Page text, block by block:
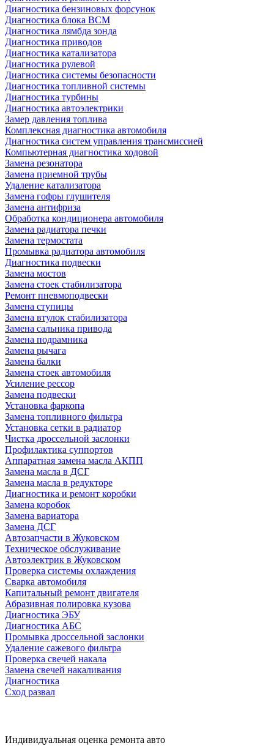
Диагностика бензиновых форсунок
Диагностика блока BCM
Диагностика лямбда зонда
Диагностика приводов
Диагностика катализатора
Диагностика рулевой
Диагностика системы безопасности
Диагностика топливной системы
Диагностика турбины
Диагностика автоэлектрики
Замер давления топлива
Комплексная диагностика автомобиля
Диагностика систем управления трансмиссией
Компьютерная диагностика ходовой
Замена резонатора
Замена приемной трубы
Удаление катализатора
Замена гофры глушителя
Замена антифриза
Обработка кондиционера автомобиля
Замена радиатора печки
Замена термостата
Промывка радиатора автомобиля
Диагностика подвески
Замена мостов
Замена стоек стабилизатора
Ремонт пневмоподвески
Замена ступицы
Замена втулок стабилизатора
Замена сальника привода
Замена подрамника
Замена рычага
Замена балки
Замена стоек автомобиля
Усиление рессор
Замена подвески
Установка фаркопа
Замена топливного фильтра
Установка сетки в радиатор
Чистка дроссельной заслонки
Профилактика суппортов
Аппаратная замена масла АКПП
Замена масла в ДСГ
Замена масла в редукторе
Диагностика и ремонт коробки
Замена коробок
Замена вариатора
Замена ДСГ
Автозапчасти в Жуковском
Техническое обслуживание
Автоэлектрик в Жуковском
Проверка системы охлаждения
Сварка автомобиля
Капитальный ремонт двигателя
Абразивная полировка кузова
Диагностика ЭБУ
Диагностика АБС
Промывка дроссельной заслонки
Удаление сажевого фильтра
Проверка свечей накала
Замена свечей накаливания
Диагностика
Сход развал
Индивидуальная оценка ремонта авто